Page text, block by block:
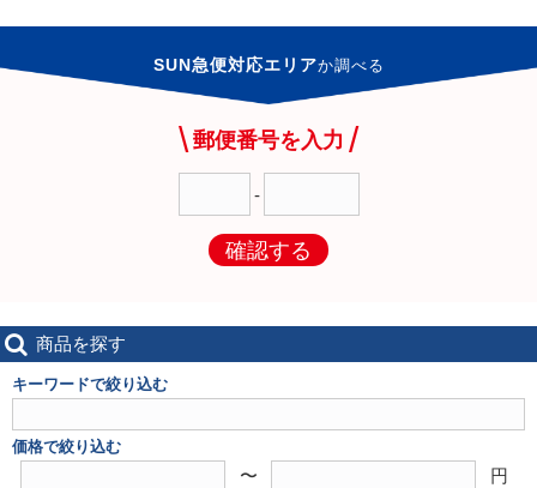
SUN急便対応エリアか調べる
郵便番号を入力
-
確認する
商品を探す
キーワードで絞り込む
価格で絞り込む
〜 円